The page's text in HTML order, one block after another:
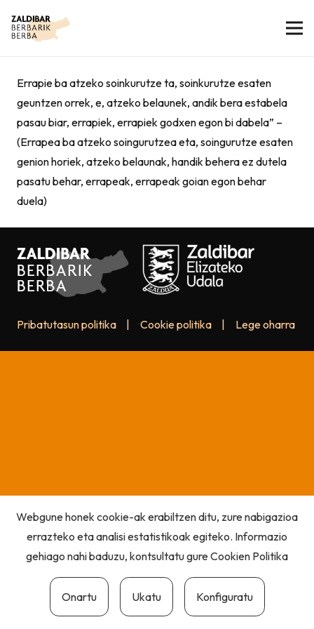
Errapie ba atzeko soinkurutze ta, soinkurutze esaten
geuntzen orrek, e, atzeko belaunek, andik bera estabela
pasau biar, errapiek, errapiek godxen egon bi dabela” –
(Errapea ba atzeko soingurutzea eta, soingurutze esaten
genion horiek, atzeko belaunak, handik behera ez dutela
pasatu behar, errapeak, errapeak goian egon behar
duela)
Pribatutasun politika Cookie politika Lege oharra
Webgune honek cookie-ak erabiltzen ditu, zure nabigazioa
errazteko eta analisi estatistikoak egiteko. Informazio
gehiago nahi baduzu, kontsultatu gureCookien Politika
Onartu Ukatu Konfiguratu